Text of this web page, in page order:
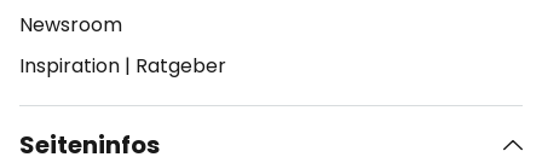
Newsroom
Inspiration | Ratgeber
Seiteninfos